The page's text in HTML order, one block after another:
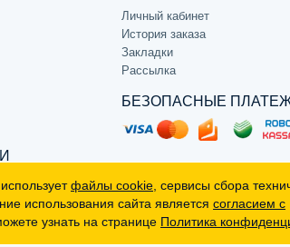
Личный кабинет
История заказа
Закладки
Рассылка
БЕЗОПАСНЫЕ
офертой (определяемой положениями
файлы cookie , сервисы сбора
использования сайта является согласием с
узнать на странице Политика